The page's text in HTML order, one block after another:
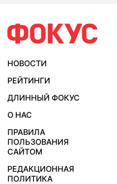
НОВОСТИ
РЕЙТИНГИ
ДЛИННЫЙ ФОКУС
О НАС
ПРАВИЛА
ПОЛЬЗОВАНИЯ
САЙТОМ
РЕДАКЦИОННАЯ
ПОЛИТИКА